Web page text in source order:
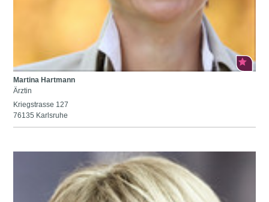
Martina Hartmann
Ärztin
Kriegstrasse 127
76135 Karlsruhe